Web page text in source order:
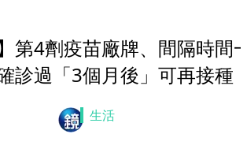
第4劑疫苗廠牌、間隔時間
過「3個月後」可再接種
生活